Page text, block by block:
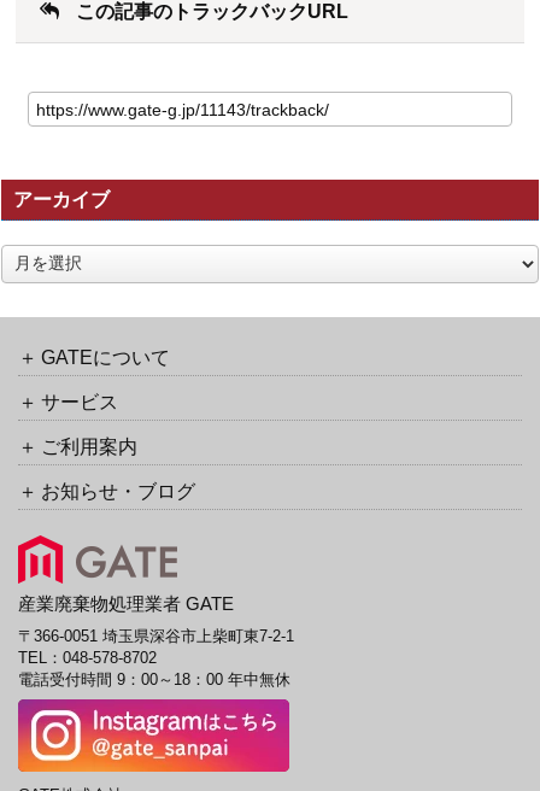
この記事のトラックバックURL
の
記
の
ト
ラ
ッ
ク
ッ
URL
アーカイブ
ア
ー
GATEについて
サービス
ご利用案内
お知らせ・ブログ
産業廃棄物処理業者 GATE
〒366-0051 埼玉県深谷市上柴町東7-2-1
TEL： 048-578-8702
電話受付時間 9：00～18：00 年中無休